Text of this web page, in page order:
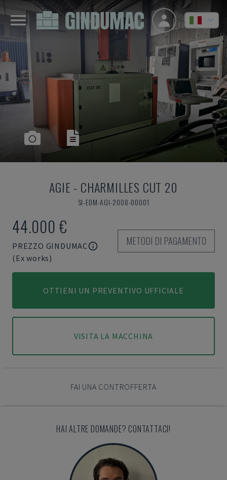
AGIE - CHARMILLES CUT 20
SI-EDM-AGI-2008-00001
44.000 €
PREZZO GINDUMAC
(Ex works)
METODI DI PAGAMENTO
OTTIENI UN PREVENTIVO UFFICIALE
VISITA LA MACCHINA
FAI UNA CONTROFFERTA
HAI ALTRE DOMANDE? CONTATTACI!